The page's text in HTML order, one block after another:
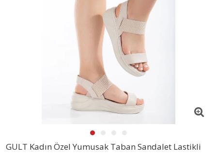
GULT Kadın Özel Yumusak Taban Sandalet Lastikli